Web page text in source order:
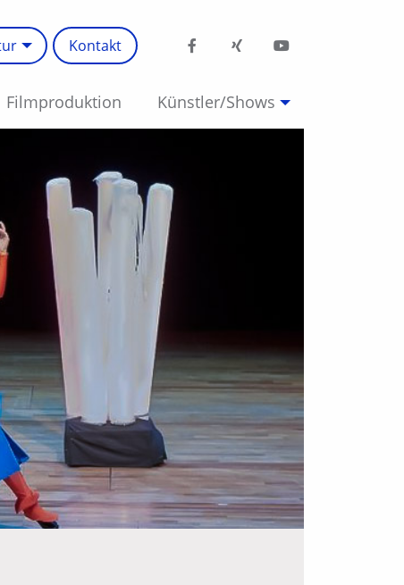
Kontakt
Filmproduktion Künstler/Shows